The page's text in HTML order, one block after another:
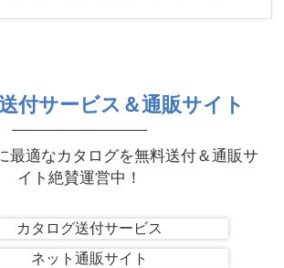
付サービス＆通販サイト
最適なカタログを無料送付＆通販サ
イト絶賛運営中！